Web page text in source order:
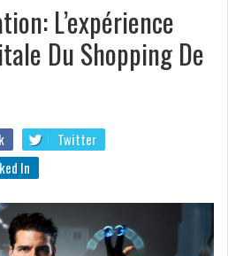
L’expérience
Du Shopping De
Twitter
In